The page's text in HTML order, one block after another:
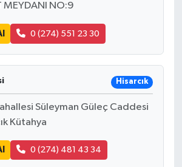
MEYDANI NO:9
0 (274) 551 23 30
Hisarcık
Süleyman Güleç Caddesi
Kütahya
0 (274) 481 43 34